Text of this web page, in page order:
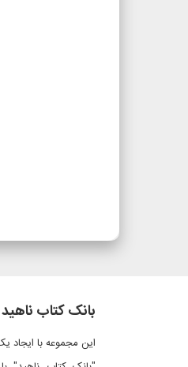
بانک کتاب ناهید
این مجموعه با ایجاد